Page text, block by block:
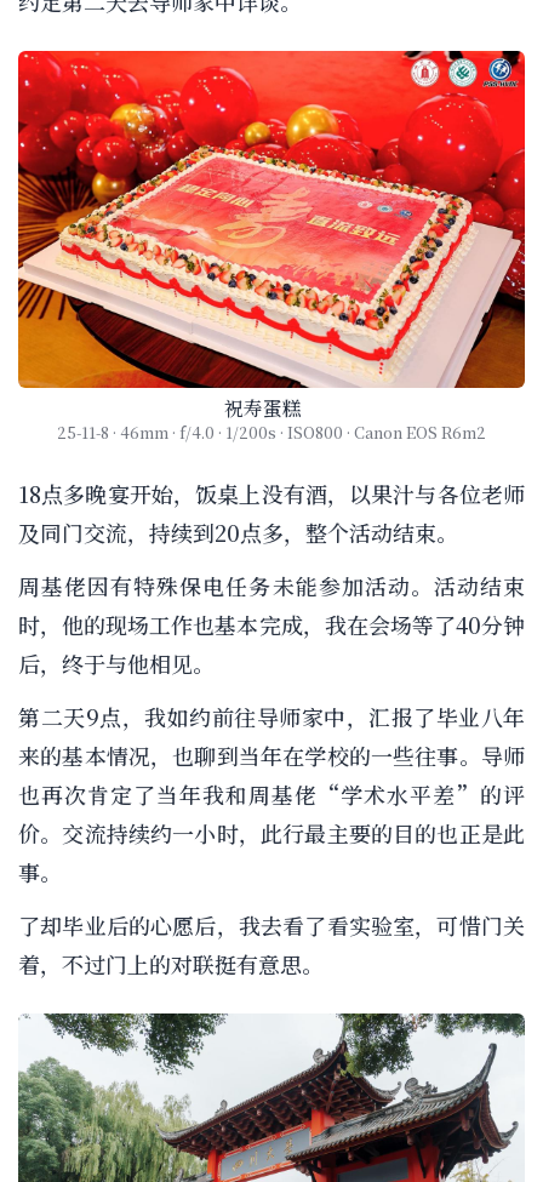
祝寿蛋糕
25-11-8 · 46mm · f/4.0 · 1/200s · ISO800 · Canon EOS R6m2
18点多晚宴开始，饭桌上没有酒，以果汁与各位老师
及同门交流，持续到20点多，整个活动结束。
周基佬因有特殊保电任务未能参加活动。活动结束
时，他的现场工作也基本完成，我在会场等了40分钟
后，终于与他相见。
第二天9点，我如约前往导师家中，汇报了毕业八年
来的基本情况，也聊到当年在学校的一些往事。导师
也再次肯定了当年我和周基佬“学术水平差”的评
价。交流持续约一小时，此行最主要的目的也正是此
事。
了却毕业后的心愿后，我去看了看实验室，可惜门关
着，不过门上的对联挺有意思。